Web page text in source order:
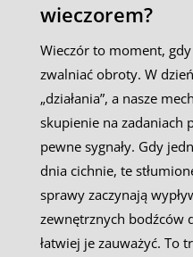
wieczorem?
Wieczór to moment,
zwalniać obroty. W
„działania”, a nasze
skupienie na zadaniach
pewne sygnały. Gdy
dnia cichnie, te
sprawy zaczynają
zewnętrznych bodźców
łatwiej je zauważyć. To